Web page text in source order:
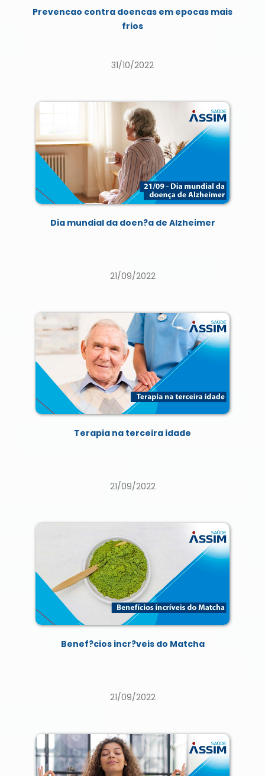
Prevencao contra doencas em epocas mais
frios
31/10/2022
Dia mundial da doen?a de Alzheimer
21/09/2022
Terapia na terceira idade
21/09/2022
Benef?cios incr?veis do Matcha
21/09/2022